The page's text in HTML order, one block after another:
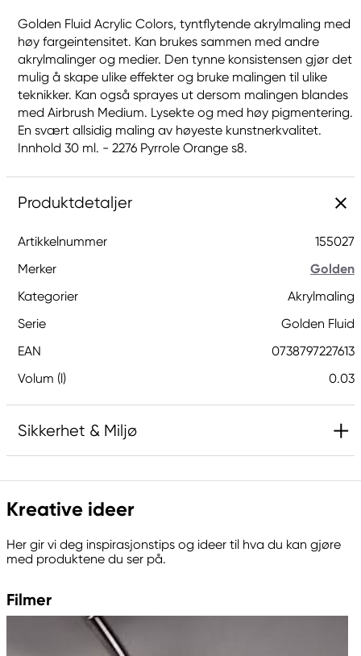
Golden Fluid Acrylic Colors, tyntflytende akrylmaling med
høy fargeintensitet. Kan brukes sammen med andre
akrylmalinger og medier. Den tynne konsistensen gjør det
mulig å skape ulike effekter og bruke malingen til ulike
teknikker. Kan også sprayes ut dersom malingen blandes
med Airbrush Medium. Lysekte og med høy pigmentering.
En svært allsidig maling av høyeste kunstnerkvalitet.
Innhold 30 ml. - 2276 Pyrrole Orange s8.
Produktdetaljer
Artikkelnummer
155027
Merker
Golden
Kategorier
Akrylmaling
Serie
Golden Fluid
EAN
0738797227613
Volum (l)
0.03
Sikkerhet & Miljø
Ansvarlig EU
Golden
Sophialaan 46
7311 PD Apeldoorn, Netherlands
+31 (0)55 527 4700
Kreative ideer
Her gir vi deg inspirasjonstips og ideer til hva du kan gjøre
med produktene du ser på.
Filmer